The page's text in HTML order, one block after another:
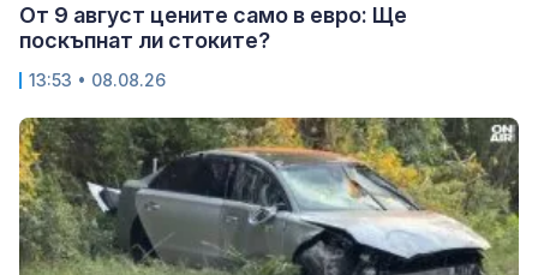
От 9 август цените само в евро: Ще
поскъпнат ли стоките?
13:53 • 08.08.26